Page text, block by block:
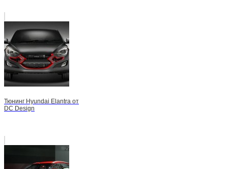
Тюнинг Hyundai Elantra от
DC Design